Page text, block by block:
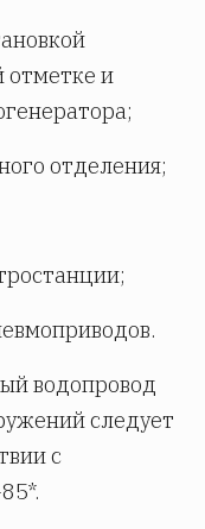
отметке и
отделения;
водопровод
следует
с